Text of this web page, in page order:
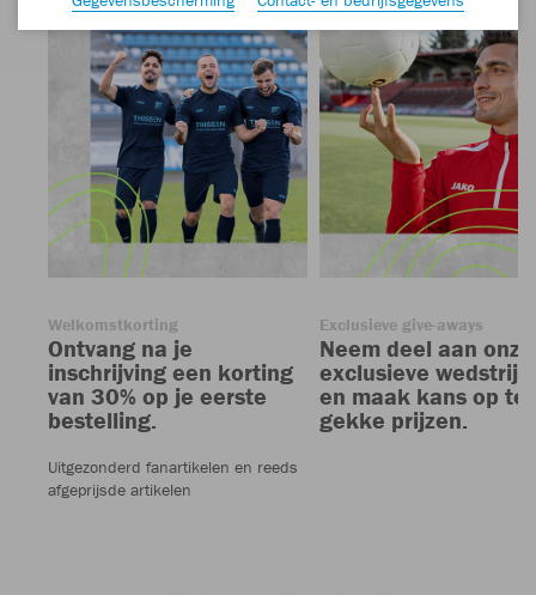
Welkomstkorting
Ontvang na je
inschrijving een korting
van 30% op je eerste
bestelling.
Uitgezonderd fanartikelen en reeds
afgeprijsde artikelen
Exclusieve give-aways
Neem deel aan onze
exclusieve
en maak kans op te
gekke prijzen.